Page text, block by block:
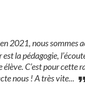
2021, nous
la pédagogie,
C’est pour cette
nous ! A très vite...